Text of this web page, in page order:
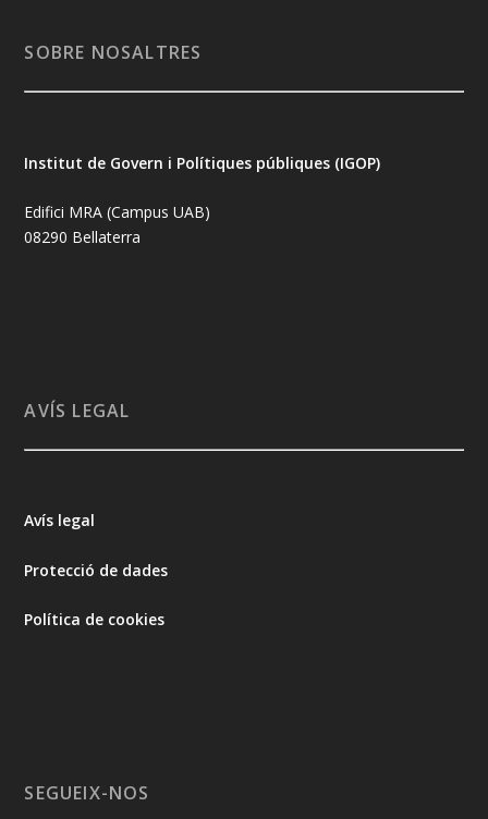
SOBRE NOSALTRES
Institut de Govern i Polítiques públiques (IGOP)
Edifici MRA (Campus UAB)
08290 Bellaterra
AVÍS LEGAL
Avís legal
Protecció de dades
Política de cookies
SEGUEIX-NOS